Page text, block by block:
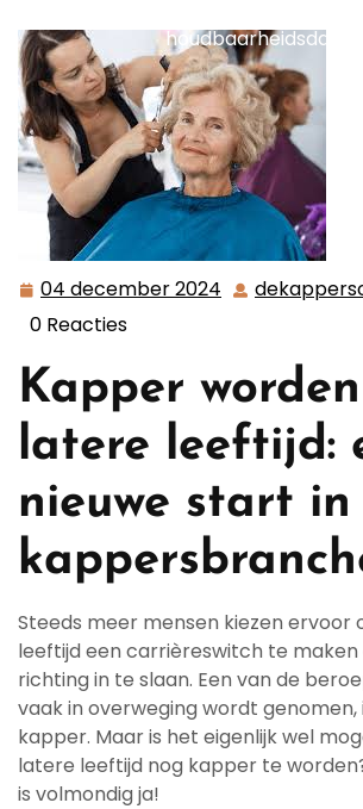
houdbaarheidsdatum
04 december 2024 04
0 Reacties
Kapper
latere leeftijd:
nieuwe start in
Steeds meer mensen kiezen ervoor
leeftijd een carrièreswitch te maken
richting in te slaan. Een van de
vaak in overweging wordt genomen,
kapper. Maar is het eigenlijk wel
latere leeftijd nog kapper te
is volmondig ja!